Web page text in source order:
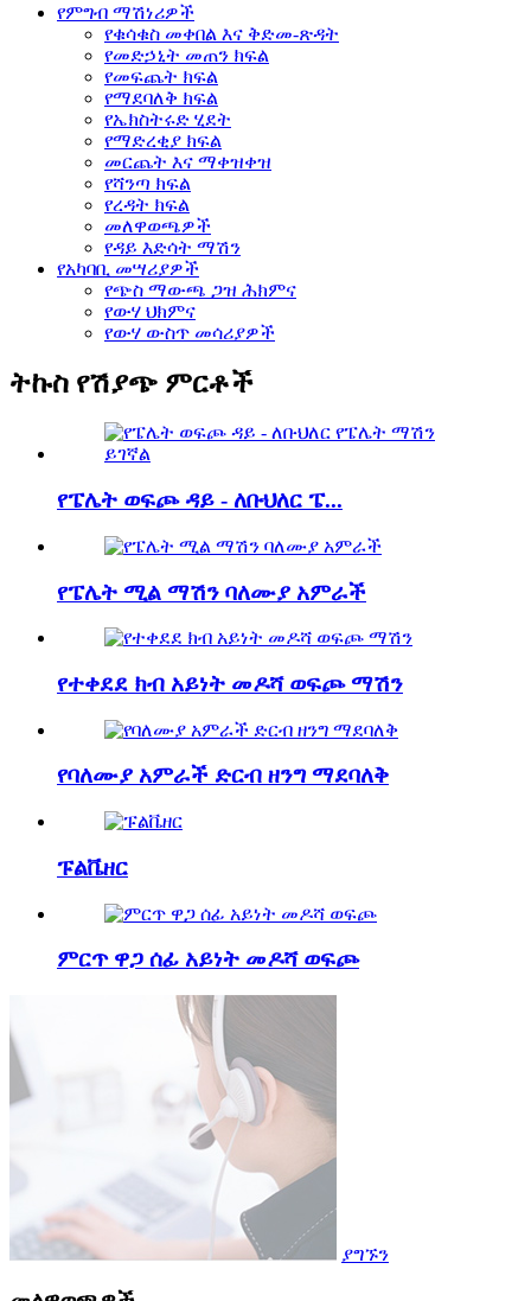
የምግብ ማሽነሪዎች
የቁሳቁስ መቀበል እና ቅድመ-ጽዳት
የመድኃኒት መጠን ክፍል
የመፍጨት ክፍል
የማደባለቅ ክፍል
የኤክስትሩድ ሂደት
የማድረቂያ ክፍል
መርጨት እና ማቀዝቀዝ
የሻንጣ ክፍል
የረዳት ክፍል
መለዋወጫዎች
የዳይ እድሳት ማሽን
የአካባቢ መሣሪያዎች
የጭስ ማውጫ ጋዝ ሕክምና
የውሃ ህክምና
የውሃ ውስጥ መሳሪያዎች
ትኩስ የሽያጭ ምርቶች
የፔሌት ወፍጮ ዳይ - ለቡህለር ፔ...
የፔሌት ሚል ማሽን ባለሙያ አምራች
የተቀደደ ክብ አይነት መዶሻ ወፍጮ ማሽን
የባለሙያ አምራች ድርብ ዘንግ ማደባለቅ
ፑልቬዘር
ምርጥ ዋጋ ሰፊ አይነት መዶሻ ወፍጮ
ያግኙን